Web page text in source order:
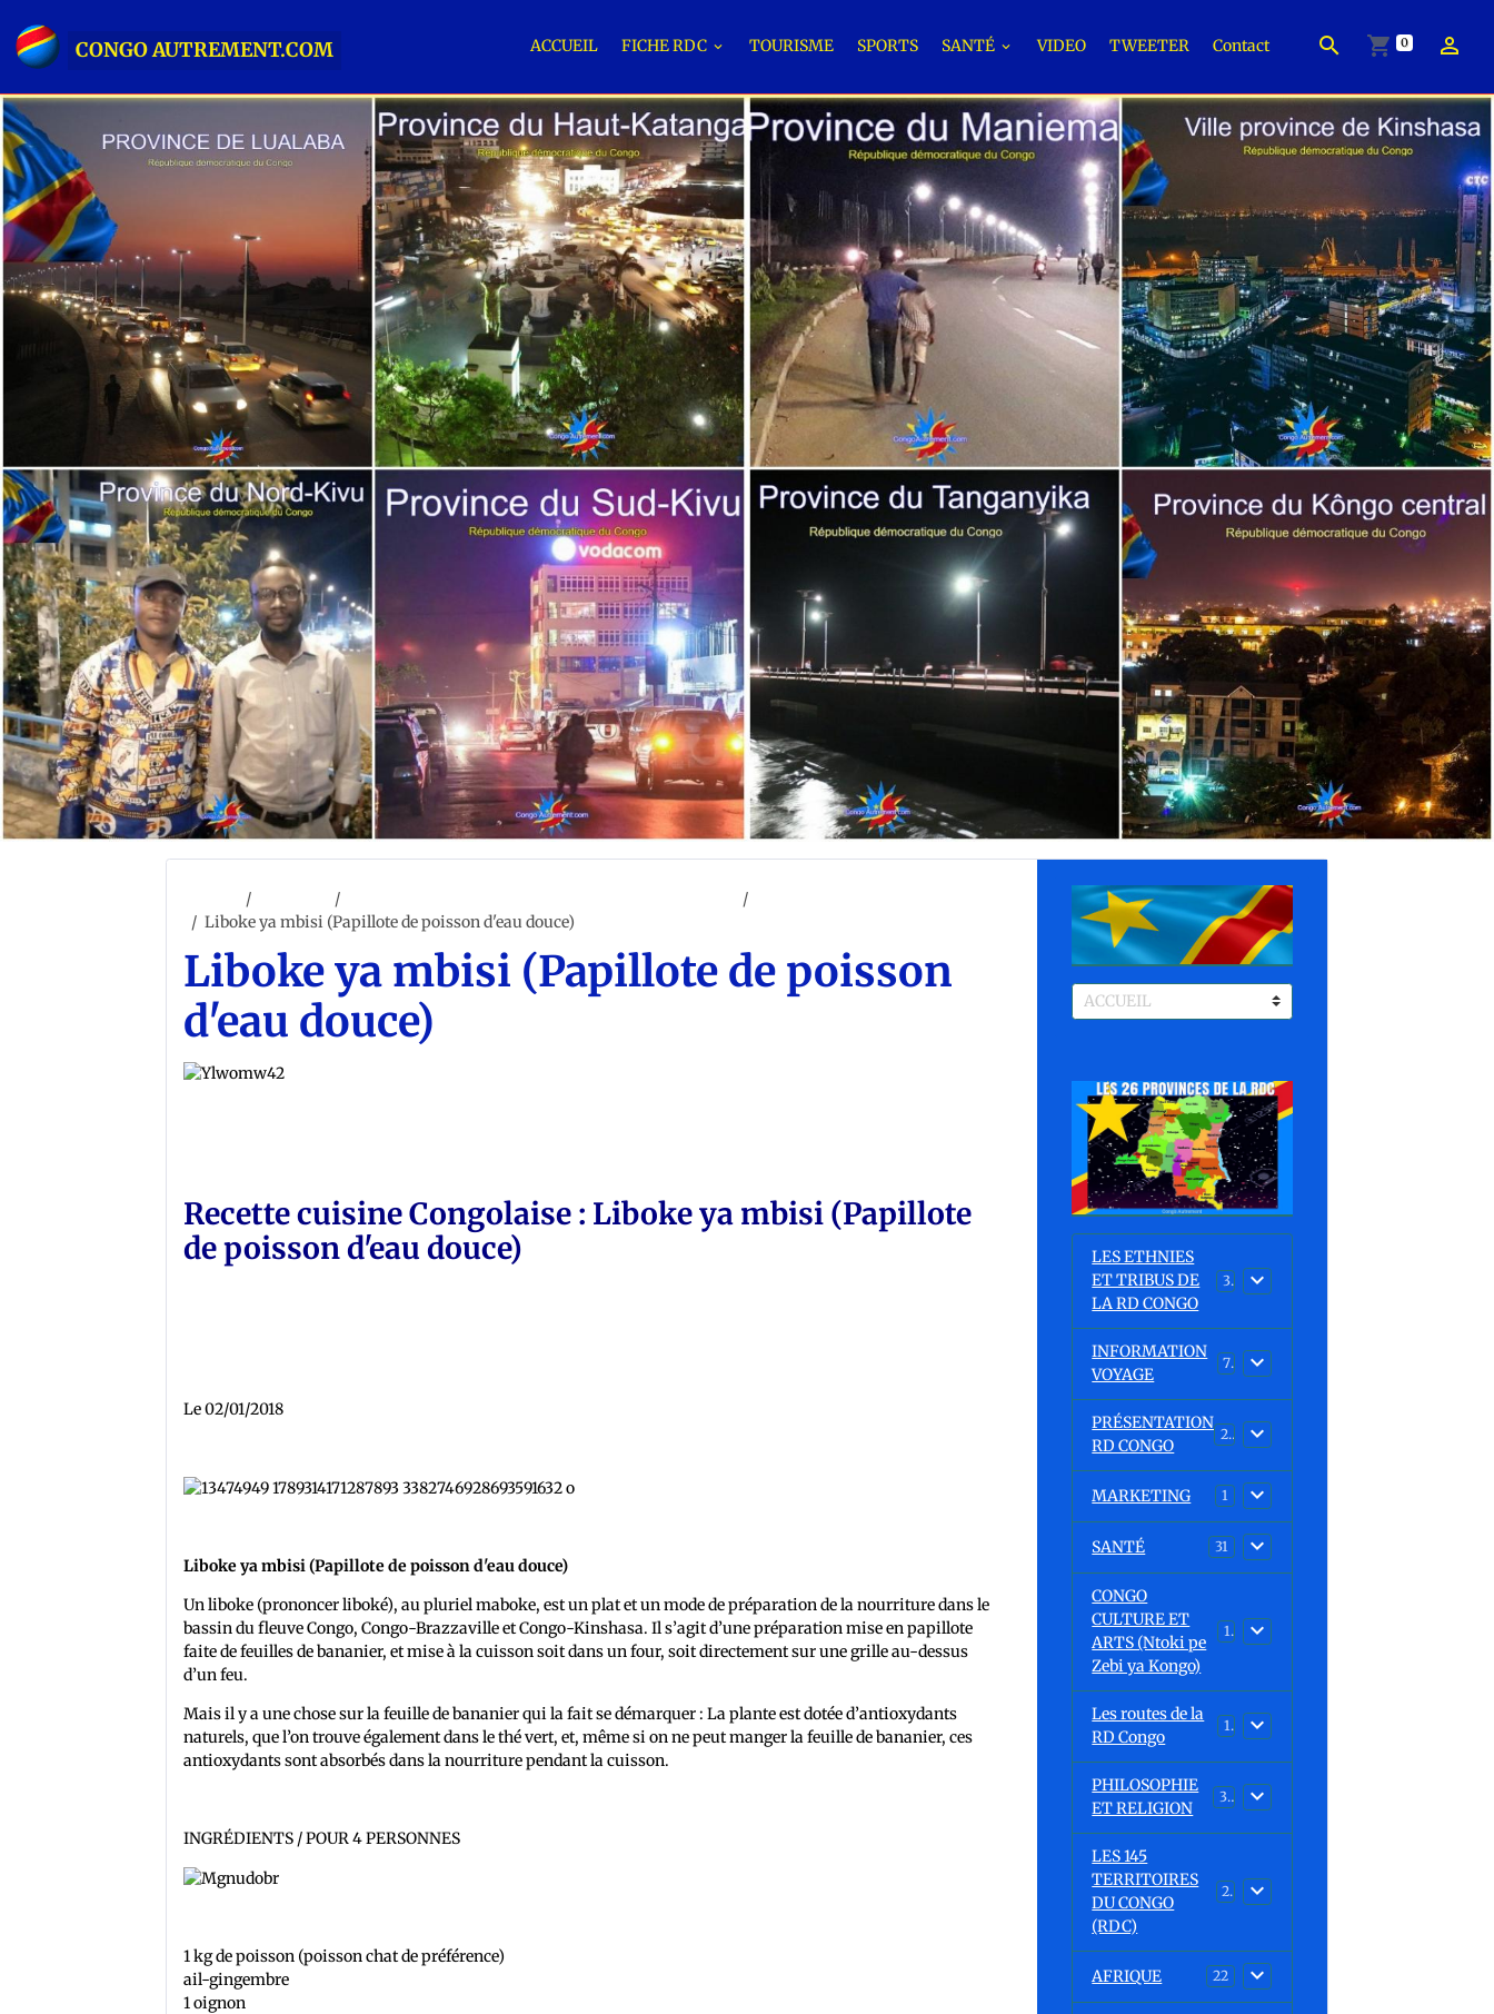
CONGO AUTREMENT.COM ACCUEIL FICHE RDC TOURISME SPORTS SANTÉ VIDEO TWEETER Contact 0
Liboke ya mbisi (Papillote de poisson d'eau douce)
Liboke ya mbisi (Papillote de poisson
d'eau douce)
Recette cuisine Congolaise : Liboke ya mbisi (Papillote
de poisson d'eau douce)
Le 02/01/2018
Liboke ya mbisi (Papillote de poisson d'eau douce)
Un liboke (prononcer liboké), au pluriel maboke, est un plat et un mode de préparation de la nourriture dans le
bassin du fleuve Congo, Congo-Brazzaville et Congo-Kinshasa. Il s’agit d’une préparation mise en papillote
faite de feuilles de bananier, et mise à la cuisson soit dans un four, soit directement sur une grille au-dessus
d’un feu.
Mais il y a une chose sur la feuille de bananier qui la fait se démarquer : La plante est dotée d’antioxydants
naturels, que l’on trouve également dans le thé vert, et, même si on ne peut manger la feuille de bananier, ces
antioxydants sont absorbés dans la nourriture pendant la cuisson.
INGRÉDIENTS / POUR 4 PERSONNES
1 kg de poisson (poisson chat de préférence)
ail-gingembre
1 oignon
LES ETHNIES
ET TRIBUS DE
LA RD CONGO
37
INFORMATION
VOYAGE
7
PRÉSENTATION
RD CONGO
23
MARKETING 1
SANTÉ 31
CONGO
CULTURE ET
ARTS (Ntoki pe
Zebi ya Kongo)
15
Les routes de la
RD Congo
1
PHILOSOPHIE
ET RELIGION
32
LES 145
TERRITOIRES
DU CONGO
(RDC)
23
AFRIQUE 22